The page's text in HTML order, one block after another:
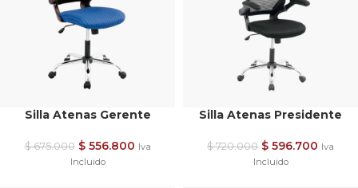
Silla Atenas Gerente
$675.000 $556.800 Iva
Incluido
Silla Atenas Presidente
$720.000 $ 596.700 Iva
Incluido